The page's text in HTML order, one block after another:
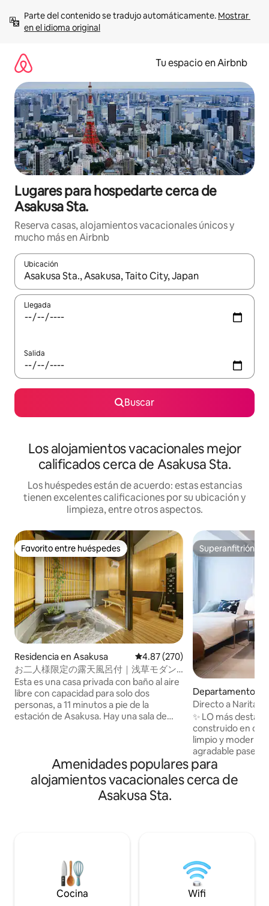
contenido
Parte del contenido se tradujo automáticamente. Mostrar
en el idioma original
Tu espacio en Airbnb
Lugares para hospedarte cerca de
Asakusa Sta.
Reserva casas, alojamientos vacacionales únicos y
mucho más en Airbnb
Ubicación
Cuando los resultados estén disponibles, podrás navegar
Llegada
Salida
Buscar
Los alojamientos vacacionales mejor
calificados cerca de Asakusa Sta.
Los huéspedes están de acuerdo: estas estancias
tienen excelentes calificaciones por su ubicación y
limpieza, entre otros aspectos.
Favorito entre huéspedes
Favorito entre huéspedes
Residencia en Asakusa Calificación promedio: 4.87 de
4.87 (270)
お二人様限定の露天風呂付｜浅草モダン
和風のラグジュアリーな 1軒家 ｜浅草・
上野観光拠点 ｜柳通り西棟
Esta es una casa privada con baño al aire
libre con capacidad para solo dos
personas, a 11 minutos a pie de la
estación de Asakusa. Hay una sala de
Ginza, Ueno y Akihabara en metro, por
lo que es una base conveniente para
hacer turismo en Tokio. Hay
libremente en un monopatín eléctrico.
Acceso Estación de🚶‍♀️ Asakusa (línea
Ginza): a unos 11 minutos a pie/Estación
de Asakusa (Tsukuba Express): a 9
Superanfitrión
Superanfitrión
Departamento en
Directo a Narita y
Asakusa/
✨ LO más
construido en
limpio y moderno
agradable paseo
Skytree Ruta ✅
apta para
Apartamento ✅
compacto. 🛋 Distribución de las camas
・Cama doble × 1
cama・ doble × 1
Cocina ・Estufa
Amenidades populares para
alojamientos vacacionales cerca de
Asakusa Sta.
Cocina Wifi